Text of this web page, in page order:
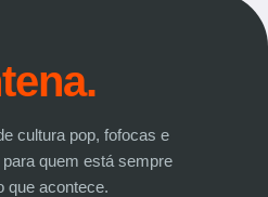
cultura pop, fofocas e
quem está sempre
que acontece.